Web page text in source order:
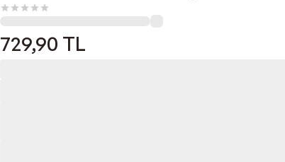
729,90 TL